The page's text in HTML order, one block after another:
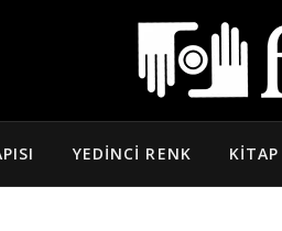
YEDINCI RENK